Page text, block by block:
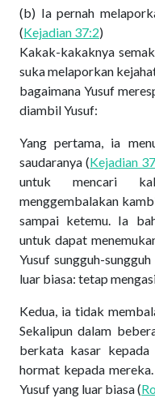
(b) Ia pernah
(Kejadian 37:2)
Kakak-kakaknya
suka melaporkan
bagaimana Yusuf
diambil Yusuf:
Yang pertama, ia
saudaranya (Kejadian
untuk mencari
menggembalakan
sampai ketemu. Ia
untuk dapat
Yusuf sungguh-
luar biasa: tetap
Kedua, ia tidak
Sekalipun dalam
berkata kasar
hormat kepada
Yusuf yang luar biasa (